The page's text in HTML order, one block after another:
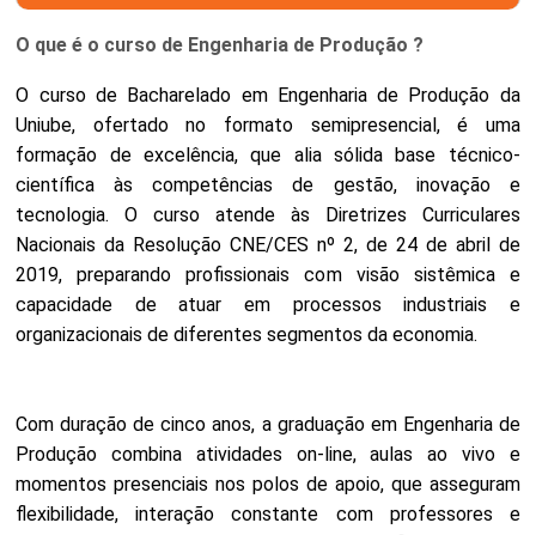
O que é o curso de Engenharia de Produção ?
O curso de Bacharelado em Engenharia de Produção da
Uniube, ofertado no formato semipresencial, é uma
formação de excelência, que alia sólida base técnico-
científica às competências de gestão, inovação e
tecnologia. O curso atende às Diretrizes Curriculares
Nacionais da Resolução CNE/CES nº 2, de 24 de abril de
2019, preparando profissionais com visão sistêmica e
capacidade de atuar em processos industriais e
organizacionais de diferentes segmentos da economia.
Com duração de cinco anos, a graduação em Engenharia de
Produção combina atividades on-line, aulas ao vivo e
momentos presenciais nos polos de apoio, que asseguram
flexibilidade, interação constante com professores e